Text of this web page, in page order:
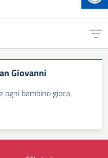
Giovanni
ogni bambino gioca,